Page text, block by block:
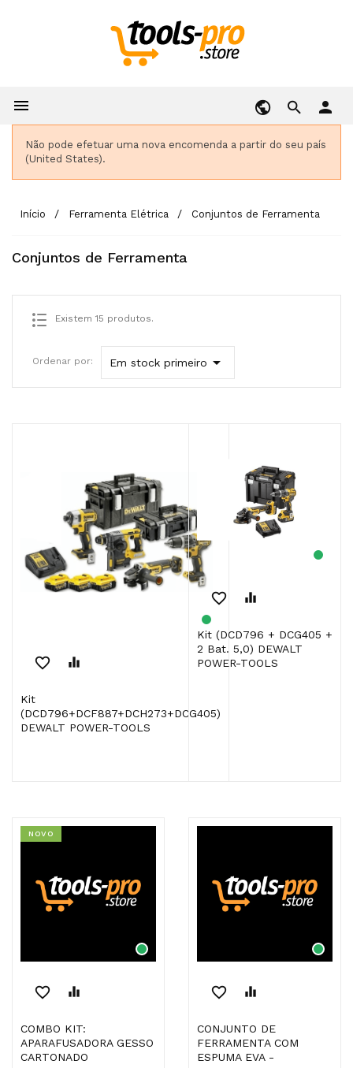
 person
Não pode efetuar uma nova encomenda a partir do seu país
(United States).
Início Ferramenta Elétrica Conjuntos de Ferramenta
Conjuntos de Ferramenta
Existem 15 produtos.
Ordenar por: Em stock primeiro 
favorite_border equalizer
Kit
(DCD796+DCF887+DCH273+DCG405)
DEWALT POWER-TOOLS
favorite_border equalizer
Kit (DCD796 + DCG405 +
2 Bat. 5,0) DEWALT
POWER-TOOLS
NOVO
favorite_border equalizer
COMBO KIT:
APARAFUSADORA GESSO
CARTONADO
favorite_border equalizer
CONJUNTO DE
FERRAMENTA COM
ESPUMA EVA -